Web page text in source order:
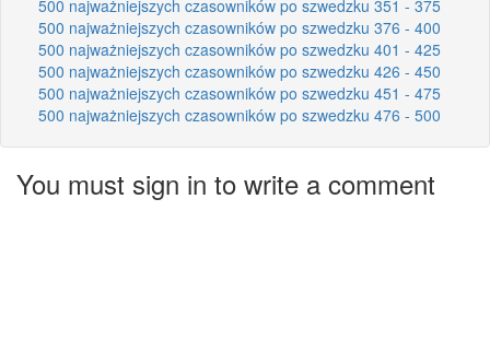
500 najważniejszych czasowników po szwedzku 351 - 375
500 najważniejszych czasowników po szwedzku 376 - 400
500 najważniejszych czasowników po szwedzku 401 - 425
500 najważniejszych czasowników po szwedzku 426 - 450
500 najważniejszych czasowników po szwedzku 451 - 475
500 najważniejszych czasowników po szwedzku 476 - 500
You must sign in to write a comment